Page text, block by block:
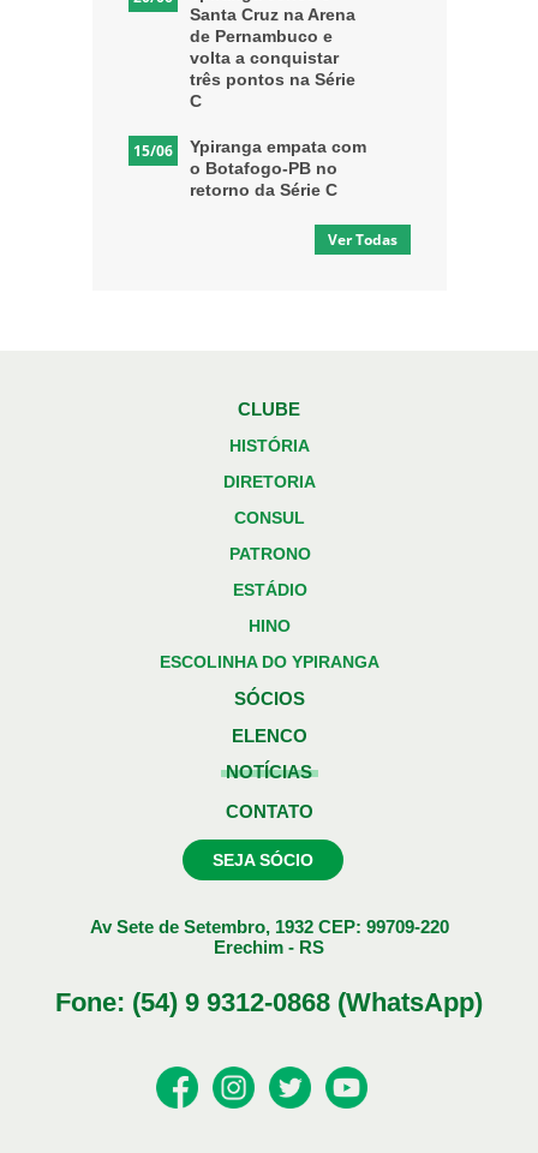
Santa Cruz na Arena
de Pernambuco e
volta a conquistar
três pontos na Série
C
15/06
Ypiranga empata com
o Botafogo-PB no
retorno da Série C
Ver Todas
CLUBE
HISTÓRIA
DIRETORIA
CONSUL
PATRONO
ESTÁDIO
HINO
ESCOLINHA DO YPIRANGA
SÓCIOS
ELENCO
NOTÍCIAS
CONTATO
SEJA SÓCIO
Av Sete de Setembro, 1932 CEP: 99709-220
Erechim - RS
Fone: (54) 9 9312-0868 (WhatsApp)